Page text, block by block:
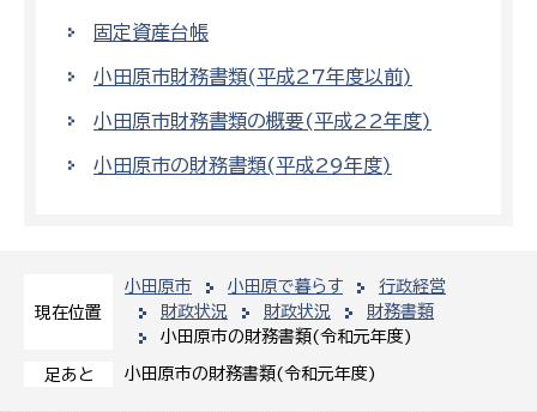
現在位置
小田原市 小田原で暮らす
行政経営
財政状況
財政状況
財務書類
小田原市の財務書類(令和元年度)
足あと 小田原市の財務書類(令和元年度)
固定資産台帳
小田原市財務書類(平成27年度以前)
小田原市財務書類の概要(平成22年度)
小田原市の財務書類(平成29年度)